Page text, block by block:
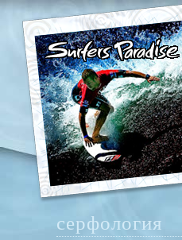
серфология